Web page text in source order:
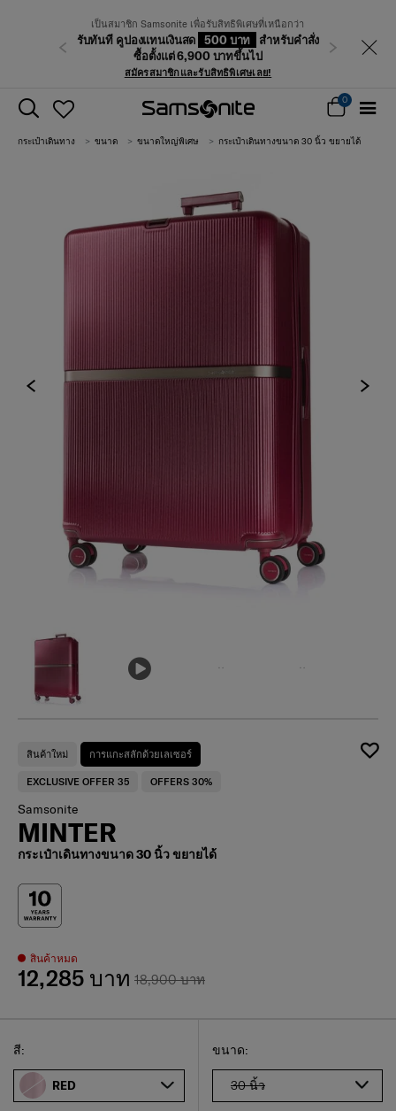
สำหรับคำสั่ง
ติดตามคำสั่งซื้อ
ก่อนหน้า ถัดไป
0
กระเป๋าเดินทาง ขนาด ขนาดใหญ่พิเศษ กระเป๋าเดินทางขนาด 30 นิ้ว ขยายได้
สินค้าใหม่ การแกะสลักด้วยเลเซอร์
EXCLUSIVE OFFER 35 OFFERS 30%
Samsonite
MINTER
กระเป๋าเดินทางขนาด 30 นิ้ว ขยายได้
สินค้าหมด
18,900 บาท
12,285 บาท
เลือกขนาดของคุณ
Select
ขนาด:
30 นิ้ว
Select
สี:
RED